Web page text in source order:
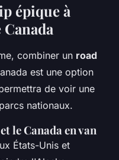
épique à
combiner un road
est une option
de voir une
nationaux.
le Canada en van
États-Unis et